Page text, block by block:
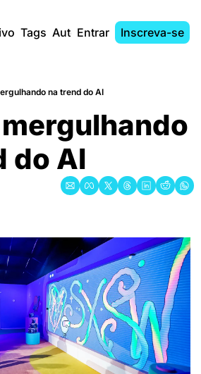
Tags AutoresEntrar Inscreva-se
na trend do AI
do AI